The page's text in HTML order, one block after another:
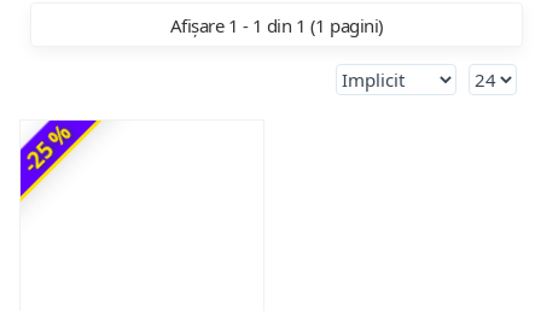
Afișare 1 - 1 din 1 (1 pagini)
-25 %